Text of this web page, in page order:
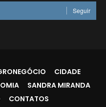
Seguir
CIDADE
SANDRA MIRANDA
CONTATOS